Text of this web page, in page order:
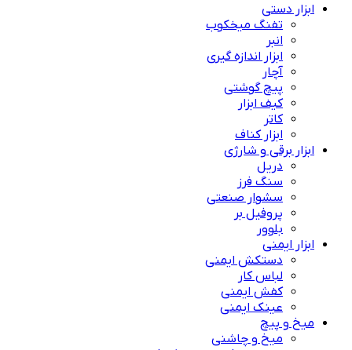
ابزار دستی
تفنگ میخکوب
انبر
ابزار اندازه گیری
آچار
پیچ گوشتی
کیف ابزار
کاتر
ابزار کناف
ابزار برقی و شارژی
دریل
سنگ فرز
سشوار صنعتی
پروفیل بر
بلوور
ابزار ایمنی
دستکش ایمنی
لباس کار
کفش ایمنی
عینک ایمنی
میخ و پیچ
میخ و چاشنی